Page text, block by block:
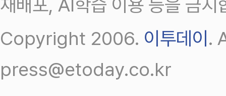
재배포, AI학습 이용 등을 금지
Copyright 2006. 이투데이 .
press@etoday.co.kr